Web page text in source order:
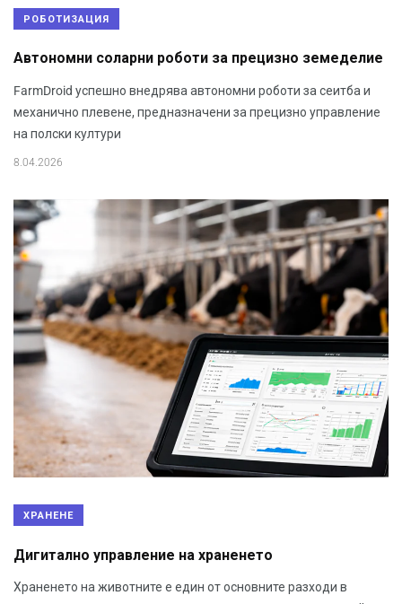
РОБОТИЗАЦИЯ
Автономни соларни роботи за прецизно земеделие
FarmDroid успешно внедрява автономни роботи за сеитба и
механично плевене, предназначени за прецизно управление
на полски култури
8.04.2026
ХРАНЕНЕ
Дигитално управление на храненето
Храненето на животните е един от основните разходи в